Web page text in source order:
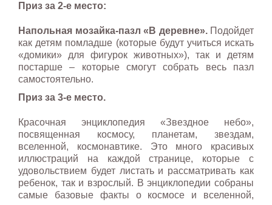
Приз за 2-е место:
Напольная мозайка-пазл «В деревне».Подойдет
как детям помладше (которые будут учиться искать
«домики» для фигурок животных»), так и детям
постарше – которые смогут собрать весь пазл
самостоятельно.
Приз за 3-е место.
Красочная энциклопедия «Звездное небо»,
посвященная космосу, планетам, звездам,
вселенной, космонавтике. Это много красивых
иллюстраций на каждой странице, которые с
удовольствием будет листать и рассматривать как
ребенок, так и взрослый. В энциклопедии собраны
самые базовые факты о космосе и вселенной,